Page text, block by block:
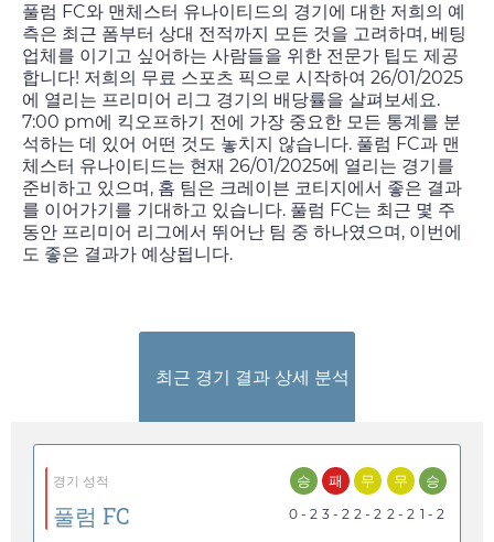
풀럼 FC와 맨체스터 유나이티드의 경기에 대한 저희의 예
측은 최근 폼부터 상대 전적까지 모든 것을 고려하며, 베팅
업체를 이기고 싶어하는 사람들을 위한 전문가 팁도 제공
합니다! 저희의 무료 스포츠 픽으로 시작하여 26/01/2025
에 열리는 프리미어 리그 경기의 배당률을 살펴보세요.
7:00 pm에 킥오프하기 전에 가장 중요한 모든 통계를 분
석하는 데 있어 어떤 것도 놓치지 않습니다. 풀럼 FC과 맨
체스터 유나이티드는 현재 26/01/2025에 열리는 경기를
준비하고 있으며, 홈 팀은 크레이븐 코티지에서 좋은 결과
를 이어가기를 기대하고 있습니다. 풀럼 FC는 최근 몇 주
동안 프리미어 리그에서 뛰어난 팀 중 하나였으며, 이번에
도 좋은 결과가 예상됩니다.
최근 경기 결과 상세 분석
경기 성적
풀럼 FC
승
0 - 2
패
3 - 2
무
2 - 2
무
2 - 2
승
1 - 2